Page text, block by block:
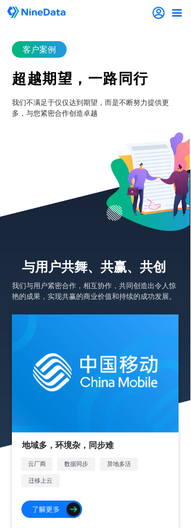
끀
与用户共舞、共赢、共创
我们与用户紧密合作，相互协作，共同创造出令人惊
艳的成果，实现共赢的商业价值和持续的成功发展。
地域多，环境杂，同步难
云厂商 数据同步 异地多活
迁移上云
客户案例
超越期望，一路同行
我们不满足于仅仅达到期望，而是不断努力提供更
多，与您紧密合作创造卓越